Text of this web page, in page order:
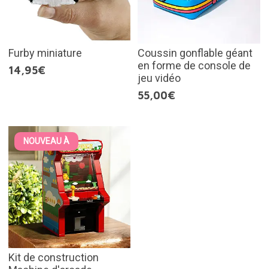
Furby miniature
14,95€
Coussin gonflable géant
en forme de console de
jeu vidéo
55,00€
NOUVEAU À
Kit de construction